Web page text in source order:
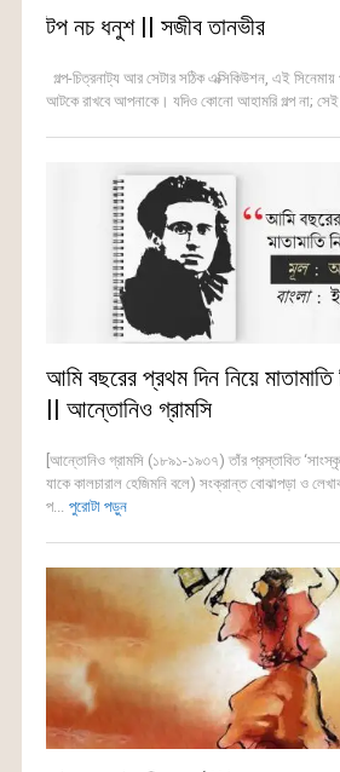
টপ নচ ধনুশ || সজীব তানভীর
গল্প-চিত্রনাট্য আর সেটার সঠিক এক্সিকিউশন, এই সিনেমায়
আটকে রাখবে আপনাকে। যদিও কোনো আহামরি গল্প না;
আমি বছরের প্রথম দিন নিয়ে
|| আন্তোনিও গ্রামসি
[আন্তোনিও গ্রামসি (১৮৯১-১৯৩৭) তাঁর প্রস্তাবিত
যাকে কালচারাল হেজিমনি বলে) সংক্রান্ত বোঝাপড়া ও
প... পুরোটা পড়ুন